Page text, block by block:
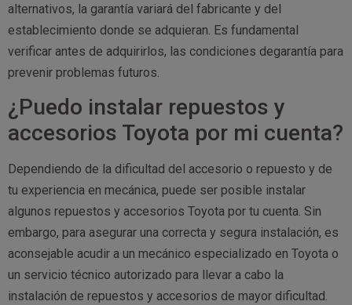
alternativos, la garantía variará del fabricante y del
establecimiento donde se adquieran. Es fundamental
verificar antes de adquirirlos, las condiciones degarantía para
prevenir problemas futuros.
¿Puedo instalar repuestos y
accesorios Toyota por mi cuenta?
Dependiendo de la dificultad del accesorio o repuesto y de
tu experiencia en mecánica, puede ser posible instalar
algunos repuestos y accesorios Toyota por tu cuenta. Sin
embargo, para asegurar una correcta y segura instalación, es
aconsejable acudir a un mecánico especializado en Toyota o
un servicio técnico autorizado para llevar a cabo la
instalación de repuestos y accesorios de mayor dificultad.